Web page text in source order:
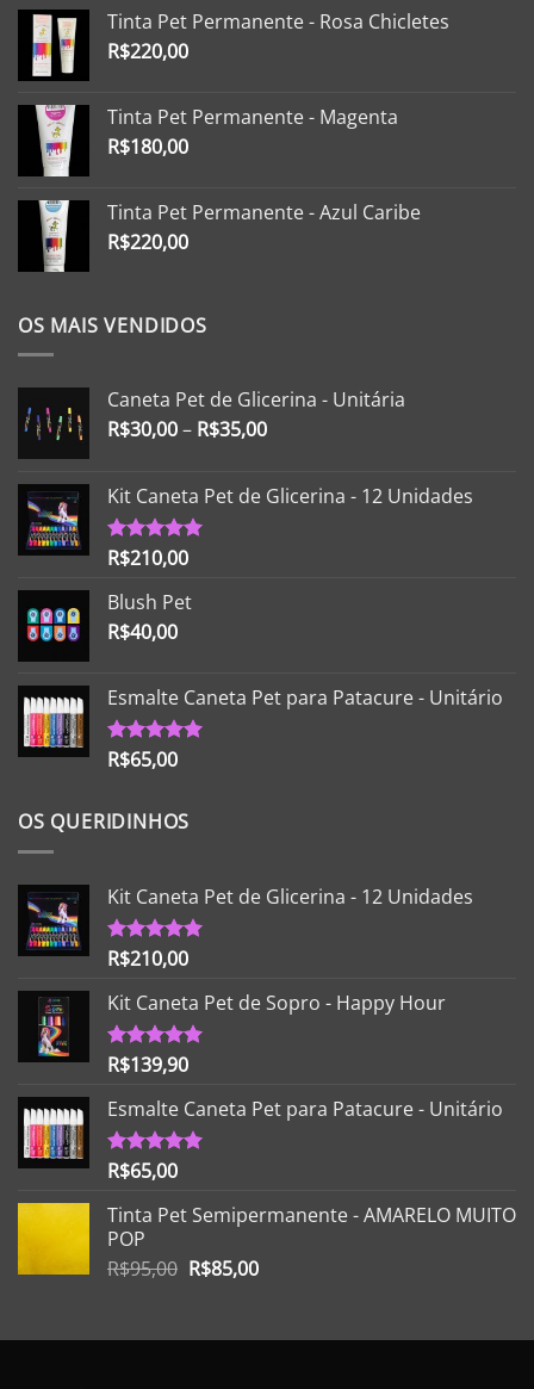
Tinta Pet Permanente - Rosa Chicletes
R$220,00
Tinta Pet Permanente - Magenta
R$180,00
Tinta Pet Permanente - Azul Caribe
R$220,00
OS MAIS VENDIDOS
Caneta Pet de Glicerina - Unitária
R$30,00– R$35,00
Kit Caneta Pet de Glicerina - 12 Unidades
Avaliação
R$210,00
Blush Pet
R$40,00
Esmalte Caneta Pet para Patacure - Unitário
Avaliação
R$65,00
OS QUERIDINHOS
Kit Caneta Pet de Glicerina - 12 Unidades
Avaliação
R$210,00
Kit Caneta Pet de Sopro - Happy Hour
Avaliação
R$139,90
Esmalte Caneta Pet para Patacure - Unitário
Avaliação
R$65,00
Tinta Pet Semipermanente - AMARELO MUITO
POP
R$95,00 O
era:
R$85,00O
é: